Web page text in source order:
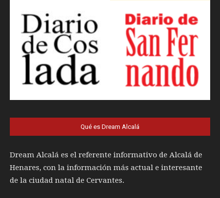
Qué es Dream Alcalá
Dream Alcalá es el referente informativo de Alcalá de
Henares, con la información más actual e interesante
de la ciudad natal de Cervantes.